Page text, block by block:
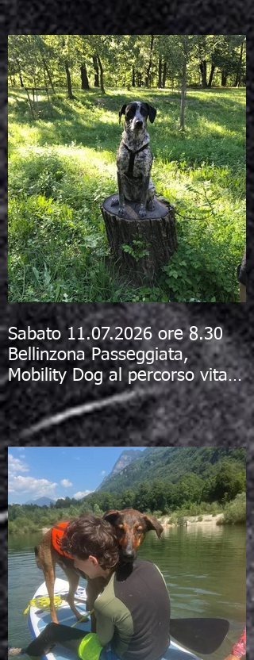
Sabato 11.07.2026 ore 8.30
Bellinzona Passeggiata,
Mobility Dog al percorso vita e
bagno al fiume